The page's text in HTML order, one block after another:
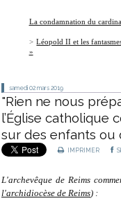
La condamnation du
Léopold II et les
»
samedi 02 mars 2019
"Rien ne nous
l’Église catholique
sur des enfants ou
IMPRIMER
L'archevêque de Reims
l'archidiocèse de Reims) :